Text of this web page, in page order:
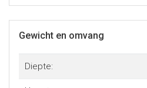
Gewicht en omvang
Diepte: